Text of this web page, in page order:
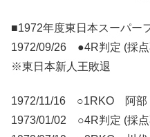
■1972年度東日本スーパー
1972/09/26 ●4R判定 (採
※東日本新人王敗退
1972/11/16 ○1RKO 阿部
1973/01/02 ○4R判定 (採